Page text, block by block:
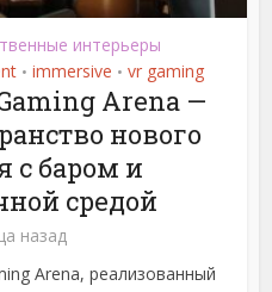
интерьеры
• immersive • vr gaming
Arena —
нового
с баром и
средой
назад
Arena, реализованный